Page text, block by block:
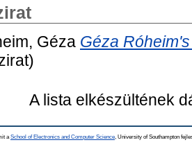
Géza Géza
A lista elkészültének
a School of Electronics and Computer Science , University of Southampton